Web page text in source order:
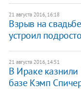
21 августа 2016, 16:18
Взрыв на
устроил
21 августа 2016, 14:51
В Ираке казнили
базе Кэмп